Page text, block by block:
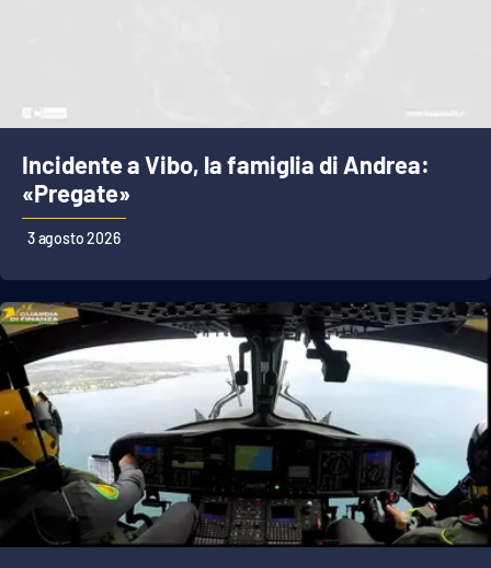
Incidente a Vibo, la famiglia di Andrea:
«Pregate»
3 agosto 2026